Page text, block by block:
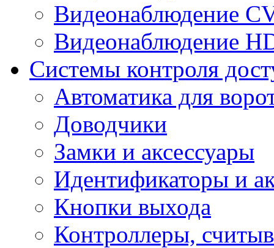
Видеонаблюдение
Видеонаблюдение
Системы контроля
Автоматика для
Доводчики
Замки и аксессуары
Идентификаторы и
Кнопки выхода
Контроллеры,